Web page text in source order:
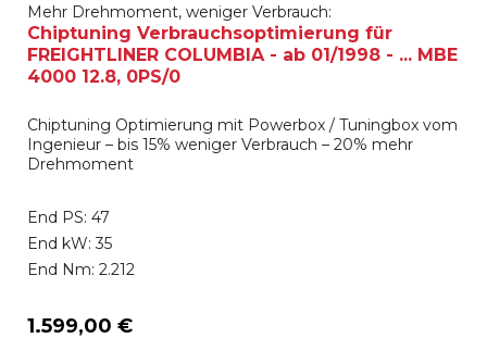
Mehr Drehmoment, weniger Verbrauch:
Chiptuning Verbrauchsoptimierung für
FREIGHTLINER COLUMBIA - ab 01/1998 - ... MBE
4000 12.8, 0PS/0
Chiptuning Optimierung mit Powerbox / Tuningbox vom
Ingenieur – bis 15% weniger Verbrauch – 20% mehr
Drehmoment
End PS: 47
End kW: 35
End Nm: 2.212
1.599,00 €